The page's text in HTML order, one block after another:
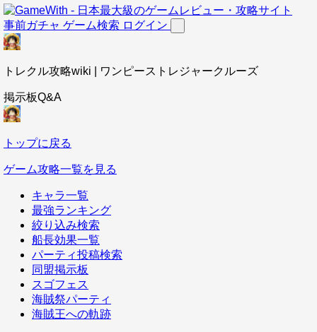
事前ガチャ ゲーム検索 ログイン
トレクル攻略wiki | ワンピーストレジャークルーズ
掲示板Q&A
トップに戻る
ゲーム攻略一覧を見る
キャラ一覧
最強ランキング
絞り込み検索
船長効果一覧
パーティ投稿検索
同盟掲示板
スゴフェス
海賊祭パーティ
海賊王への軌跡